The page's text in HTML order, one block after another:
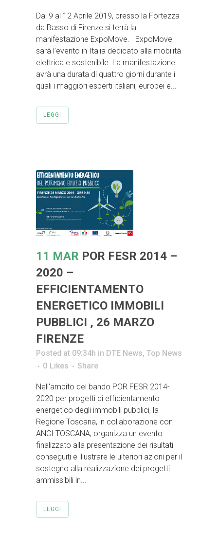
Dal 9 al 12 Aprile 2019, presso la Fortezza
da Basso di Firenze si terrà la
manifestazione ExpoMove. ExpoMove
sarà l’evento in Italia dedicato alla mobilità
elettrica e sostenibile. La manifestazione
avrà una durata di quattro giorni durante i
quali i maggiori esperti italiani, europei e...
LEGGI
11 MAR POR FESR 2014 –
2020 –
EFFICIENTAMENTO
ENERGETICO IMMOBILI
PUBBLICI , 26 MARZO
FIRENZE
Posted at 09:34h in DTE News, Top News
0 Likes Share
Nell'ambito del bando POR FESR 2014-
2020 per progetti di efficientamento
energetico degli immobili pubblici, la
Regione Toscana, in collaborazione con
ANCI TOSCANA, organizza un evento
finalizzato alla presentazione dei risultati
conseguiti e illustrare le ulteriori azioni per il
sostegno alla realizzazione dei progetti
ammissibili in...
LEGGI